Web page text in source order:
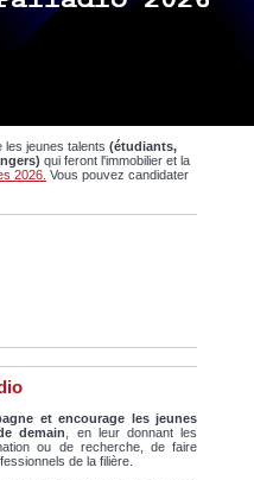
les jeunes talents (étudiants,
qui feront l'immobilier et la
2026. Vous pouvez candidater
et encourage les jeunes
demain
, en leur donnant les
ou de recherche, de faire
de la filière.